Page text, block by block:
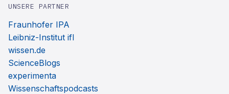
UNSERE PARTNER
Fraunhofer IPA
Leibniz-Institut ifl
wissen.de
ScienceBlogs
experimenta
Wissenschaftspodcasts